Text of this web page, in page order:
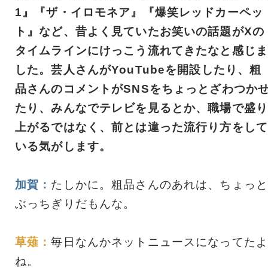
1』『ザ・イロモネア』『爆笑レッドカーペッ
ト』など、昔よく見ていたお笑いの話題がXの
タイムラインにけっこう流れてきたなと感じま
した。芸人さんがYouTubeを開設したり、粗
品さんのコメントがSNSをちょっとざわつか
たり、みんなでテレビを見るとか、職場で盛り
上がるではなく、前とは違った流行り方をして
いる気がします。
加賀： たしかに。粗品さんのあれは、ちょっと
ぶっちぎりだもんな。
草薙：毎日なんかネットニュースになってたよ
ね。